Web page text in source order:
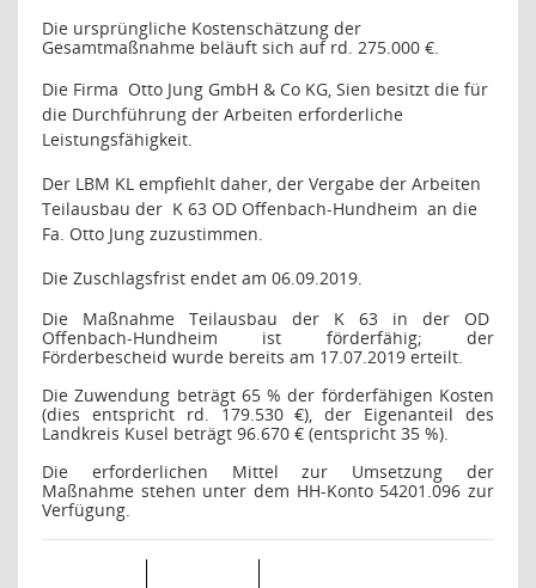
Die ursprüngliche Kostenschätzung der
Gesamtmaßnahme beläuft sich auf rd. 275.000 €.
Die Firma Otto Jung GmbH & Co KG, Sien besitzt die für
die Durchführung der Arbeiten erforderliche
Leistungsfähigkeit.
Der LBM KL empfiehlt daher, der Vergabe der Arbeiten
Teilausbau der K 63 OD Offenbach-Hundheim an die
Fa. Otto Jung zuzustimmen.
Die Zuschlagsfrist endet am 06.09.2019.
Die Maßnahme Teilausbau der K 63 in der OD
Offenbach-Hundheim ist förderfähig; der
Förderbescheid wurde bereits am 17.07.2019 erteilt.
Die Zuwendung beträgt 65 % der förderfähigen Kosten
(dies entspricht rd. 179.530 €), der Eigenanteil des
Landkreis Kusel beträgt 96.670 € (entspricht 35 %).
Die erforderlichen Mittel zur Umsetzung der
Maßnahme stehen unter dem HH-Konto 54201.096 zur
Verfügung.